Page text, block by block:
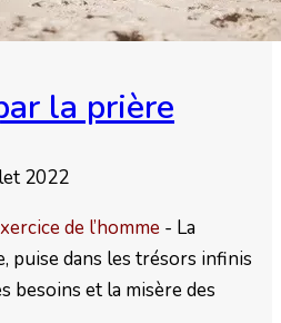
la prière
2022
de l’homme - La
puise dans les trésors infinis
besoins et la misère des